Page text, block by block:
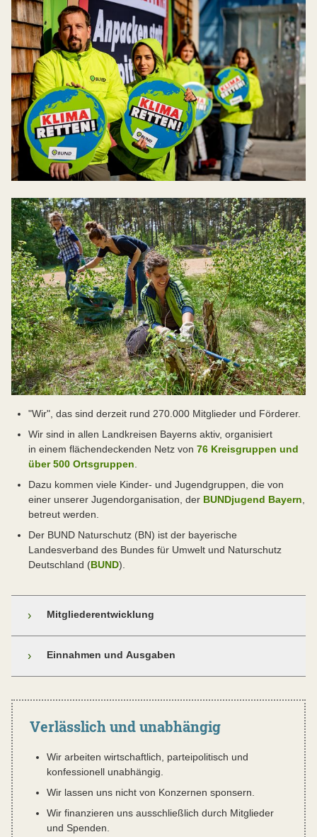
"Wir", das sind derzeit rund 270.000 Mitglieder und Förderer.
Wir sind in allen Landkreisen Bayerns aktiv, organisiert
in einem flächendeckenden Netz von 76 Kreisgruppen und
über 500 Ortsgruppen
Dazu kommen viele Kinder- und Jugendgruppen, die von
einer unserer Jugendorganisation, der BUNDjugend Bayern
betreut werden.
Der BUND Naturschutz (BN) ist der bayerische
Landesverband des Bundes für Umwelt und Naturschutz
Deutschland (BUND).
› Mitgliederentwicklung
Ohne Mitglieder und Förderer wäre die wichtige Arbeit
› Einnahmen und Ausgaben
Verlässlich und unabhängig
Wir arbeiten wirtschaftlich, parteipolitisch und
konfessionell unabhängig.
Wir lassen uns nicht von Konzernen sponsern.
Wir finanzieren uns ausschließlich durch Mitglieder
und Spenden.